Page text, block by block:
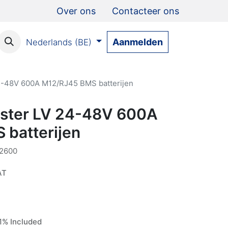
Over ons Contacteer ons
Nederlands (BE) Aanmelden
48V 600A M12/RJ45 BMS batterijen
LV 24-48V 600A
batterijen
Included